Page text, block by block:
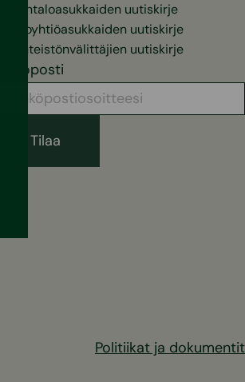
Pientaloasukkaiden uutiskirje
Taloyhtiöasukkaiden uutiskirje
Kiinteistönvälittäjien uutiskirje
Sähköposti
Politiikat ja dokumentit